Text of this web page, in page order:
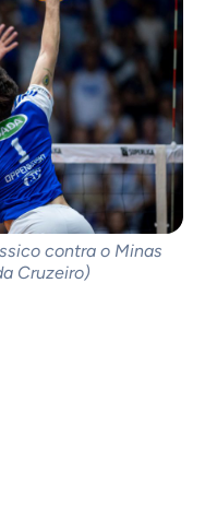
contra o Minas
Cruzeiro)